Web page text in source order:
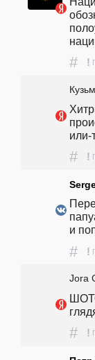
# !
или-
# !
и
# !
Jora
# !